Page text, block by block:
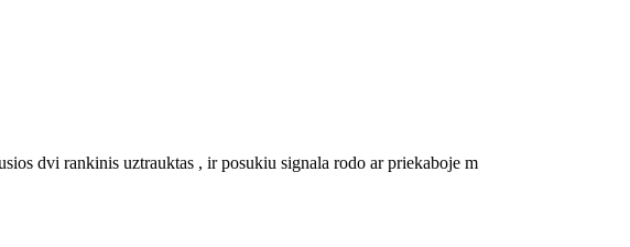
dvi rankinis uztrauktas , ir posukiu signala rodo ar priekaboje m